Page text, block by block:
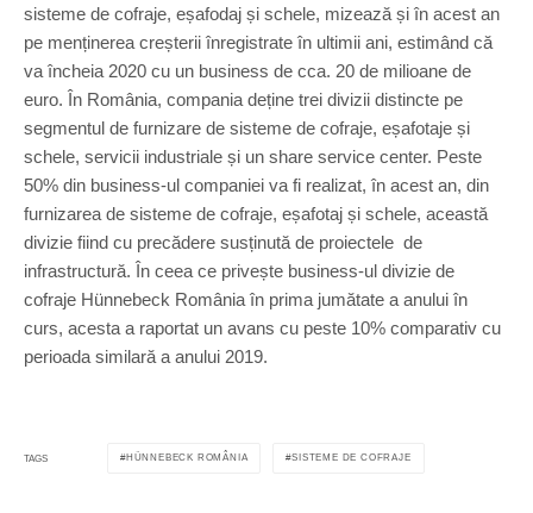
sisteme de cofraje, eșafodaj și schele, mizează și în acest an
pe menținerea creșterii înregistrate în ultimii ani, estimând că
va încheia 2020 cu un business de cca. 20 de milioane de
euro. În România, compania deține trei divizii distincte pe
segmentul de furnizare de sisteme de cofraje, eșafotaje și
schele, servicii industriale și un share service center. Peste
50% din business-ul companiei va fi realizat, în acest an, din
furnizarea de sisteme de cofraje, eșafotaj și schele, această
divizie fiind cu precădere susținută de proiectele de
infrastructură. În ceea ce privește business-ul divizie de
cofraje Hünnebeck România în prima jumătate a anului în
curs, acesta a raportat un avans cu peste 10% comparativ cu
perioada similară a anului 2019.
TAGS HÜNNEBECK ROMÂNIA SISTEME DE COFRAJE